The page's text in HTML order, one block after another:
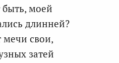
моей
длинней?
свои,
затей